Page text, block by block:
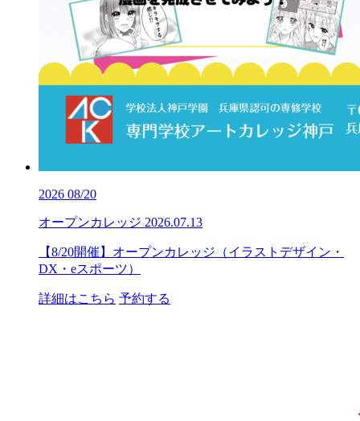
2026 08/20
オープンカレッジ 2026.07.13
【8/20開催】オープンカレッジ（イラストデザイン・
DX・eスポーツ）
詳細はこちら 予約する